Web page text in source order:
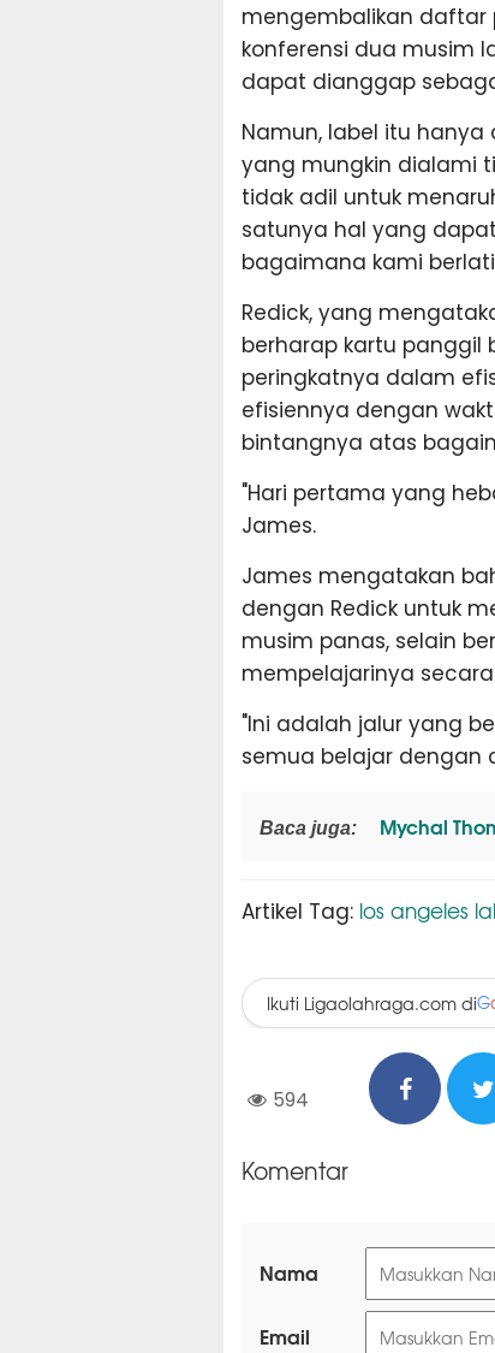
mengembalikan daftar
konferensi dua musim
dapat dianggap
Namun, label itu
yang mungkin dialami
tidak adil untuk
satunya hal yang
bagaimana kami
Redick, yang
berharap kartu
peringkatnya dalam
efisiennya dengan
bintangnya atas
"Hari pertama yang
James.
James mengatakan
dengan Redick untuk
musim panas, selain
mempelajarinya
"Ini adalah jalur yang
semua belajar dengan
Baca juga: Mychal
Artikel Tag: los angeles
Ikuti Ligaolahraga.com diG
594
Komentar
Nama
Email